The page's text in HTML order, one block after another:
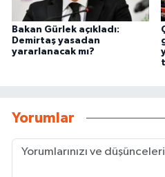
Bakan Gürlek açıkladı:
Demirtaş yasadan
yararlanacak mı?
Yorumlar